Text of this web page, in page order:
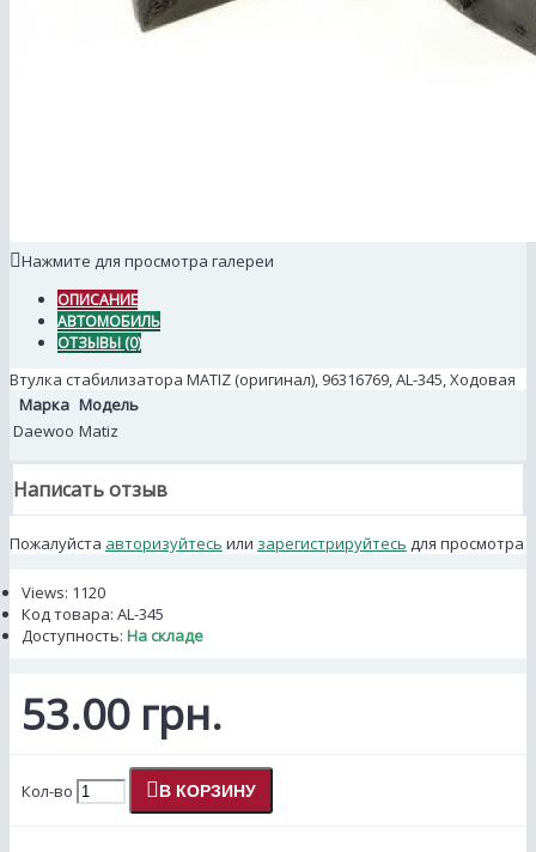
Нажмите для просмотра галереи
ОПИСАНИЕ
АВТОМОБИЛЬ
ОТЗЫВЫ (0)
Втулка стабилизатора MATIZ (оригинал), 96316769, AL-345, Ходовая
Марка Модель
Daewoo Matiz
Написать отзыв
Пожалуйста авторизуйтесь или зарегистрируйтесь для просмотра
Views: 1120
Код товара: AL-345
Доступность: На складе
53.00 грн.
Кол-во В КОРЗИНУ